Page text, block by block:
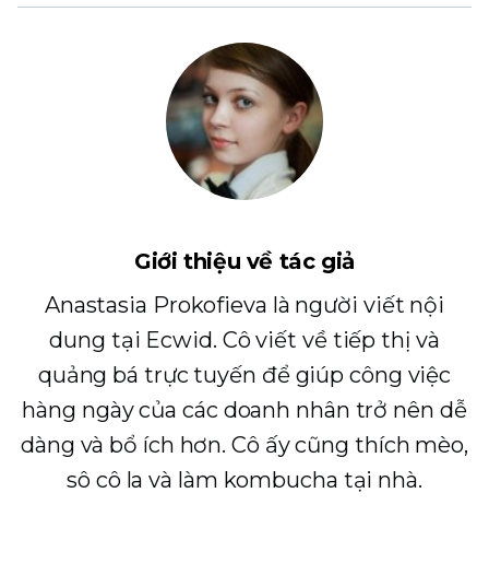
Giới thiệu về tác giả
Anastasia Prokofieva là người viết nội
dung tại Ecwid. Cô viết về tiếp thị và
quảng bá trực tuyến để giúp công việc
hàng ngày của các doanh nhân trở nên dễ
dàng và bổ ích hơn. Cô ấy cũng thích mèo,
sô cô la và làm kombucha tại nhà.